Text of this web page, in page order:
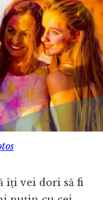
îți vei dori să fi